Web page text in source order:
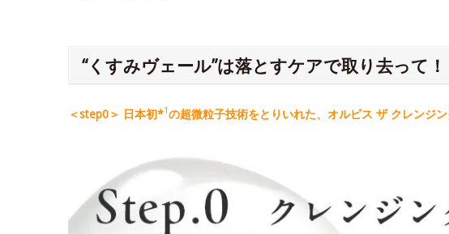
“くすみヴェール”は落とすケアで取り去って！
＜step0＞ 日本初*1の超微粒子技術をとりいれた、オルビス ザ クレンジ